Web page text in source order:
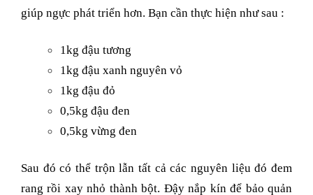
giúp ngực phát triển hơn. Bạn cần thực hiện như sau :
1kg đậu tương
1kg đậu xanh nguyên vỏ
1kg đậu đỏ
0,5kg đậu đen
0,5kg vừng đen
Sau đó có thể trộn lẫn tất cả các nguyên liệu đó đem
rang rồi xay nhỏ thành bột. Đậy nắp kín để bảo quản